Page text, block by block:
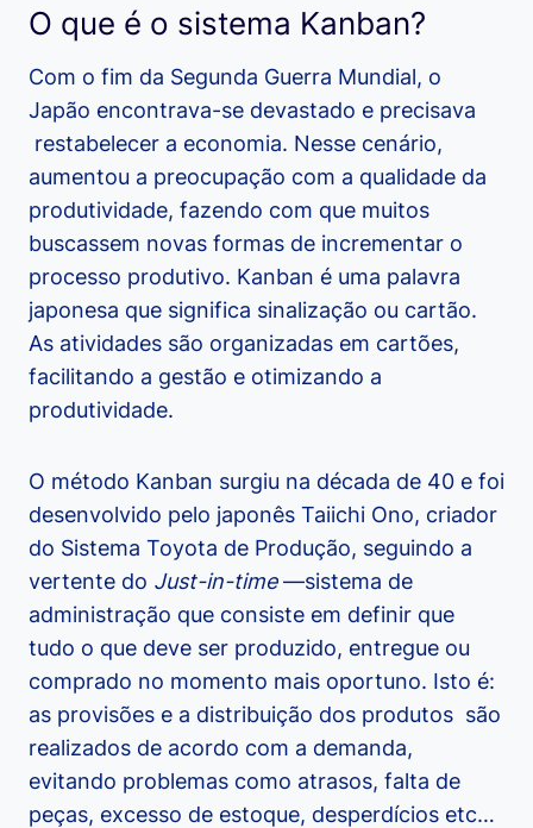
O que é o sistema Kanban?
Com o fim da Segunda Guerra Mundial, o
Japão encontrava-se devastado e precisava
restabelecer a economia. Nesse cenário,
aumentou a preocupação com a qualidade da
produtividade, fazendo com que muitos
buscassem novas formas de incrementar o
processo produtivo. Kanban é uma palavra
japonesa que significa sinalização ou cartão.
As atividades são organizadas em cartões,
facilitando a gestão e otimizando a
produtividade.
O método Kanban surgiu na década de 40 e foi
desenvolvido pelo japonês Taiichi Ono, criador
do Sistema Toyota de Produção, seguindo a
vertente do Just-in-time —sistema de
administração que consiste em definir que
tudo o que deve ser produzido, entregue ou
comprado no momento mais oportuno. Isto é:
as provisões e a distribuição dos produtos são
realizados de acordo com a demanda,
evitando problemas como atrasos, falta de
peças, excesso de estoque, desperdícios etc…